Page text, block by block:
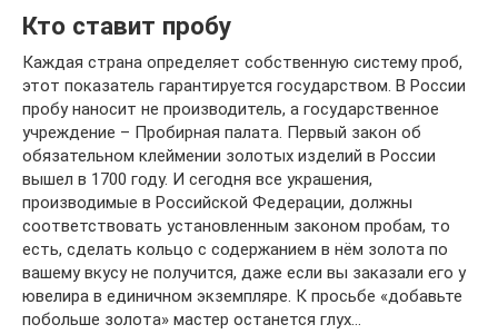
Кто ставит пробу
Каждая страна определяет собственную систему проб,
этот показатель гарантируется государством. В России
пробу наносит не производитель, а государственное
учреждение – Пробирная палата. Первый закон об
обязательном клеймении золотых изделий в России
вышел в 1700 году. И сегодня все украшения,
производимые в Российской Федерации, должны
соответствовать установленным законом пробам, то
есть, сделать кольцо с содержанием в нём золота по
вашему вкусу не получится, даже если вы заказали его у
ювелира в единичном экземпляре. К просьбе «добавьте
побольше золота» мастер останется глух…